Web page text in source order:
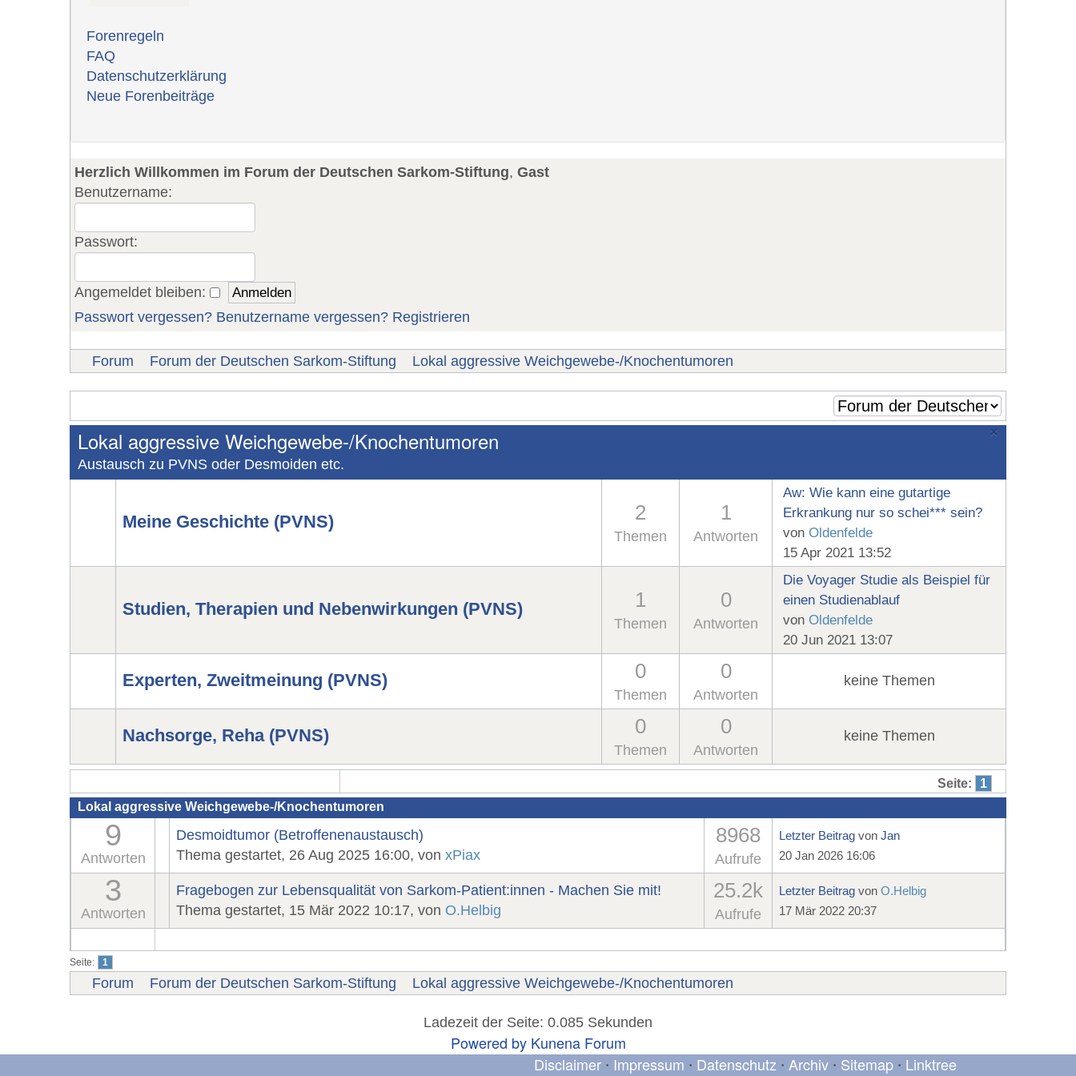
Forenregeln
FAQ
Datenschutzerklärung
Neue Forenbeiträge
Herzlich Willkommen im Forum der Deutschen Sarkom-Stiftung, Gast
Benutzername:
Passwort:
Angemeldet bleiben:
Passwort vergessen? Benutzername vergessen? Registrieren
Forum Forum der Deutschen Sarkom-Stiftung Lokal aggressive Weichgewebe-/Knochentumoren
×
Lokal aggressive Weichgewebe-/Knochentumoren
Austausch zu PVNS oder Desmoiden etc.
Meine Geschichte (PVNS) 2
Themen
1
Antworten
Aw: Wie kann eine gutartige
Erkrankung nur so schei*** sein?
von Oldenfelde
15 Apr 2021 13:52
Studien, Therapien und Nebenwirkungen (PVNS) 1
Themen
0
Antworten
Die Voyager Studie als Beispiel für
einen Studienablauf
von Oldenfelde
20 Jun 2021 13:07
Experten, Zweitmeinung (PVNS) 0
Themen
0
Antworten
keine Themen
Nachsorge, Reha (PVNS) 0
Themen
0
Antworten
keine Themen
Seite:
1
Lokal aggressive Weichgewebe-/Knochentumoren
9
Antworten
Desmoidtumor (Betroffenenaustausch)
Thema gestartet, 26 Aug 2025 16:00, von xPiax
8968
Aufrufe
Letzter Beitrag von Jan
20 Jan 2026 16:06
3
Antworten
Fragebogen zur Lebensqualität von Sarkom-Patient:innen - Machen Sie mit!
Thema gestartet, 15 Mär 2022 10:17, von O.Helbig
25.2k
Aufrufe
Letzter Beitrag von O.Helbig
17 Mär 2022 20:37
Seite: 1
Forum Forum der Deutschen Sarkom-Stiftung Lokal aggressive Weichgewebe-/Knochentumoren
Ladezeit der Seite: 0.085 Sekunden
Powered by Kunena Forum
Disclaimer • Impressum • Datenschutz • Archiv • Sitemap • Linktree